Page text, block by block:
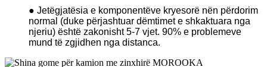
● Jetëgjatësia e komponentëve kryesorë nën përdorim
normal (duke përjashtuar dëmtimet e shkaktuara nga
njeriu) është zakonisht 5-7 vjet. 90% e problemeve
mund të zgjidhen nga distanca.